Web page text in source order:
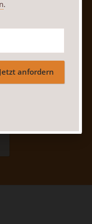
.
Jetzt anfordern